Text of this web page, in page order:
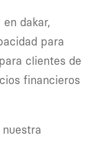
dakar,
para
clientes de
financieros